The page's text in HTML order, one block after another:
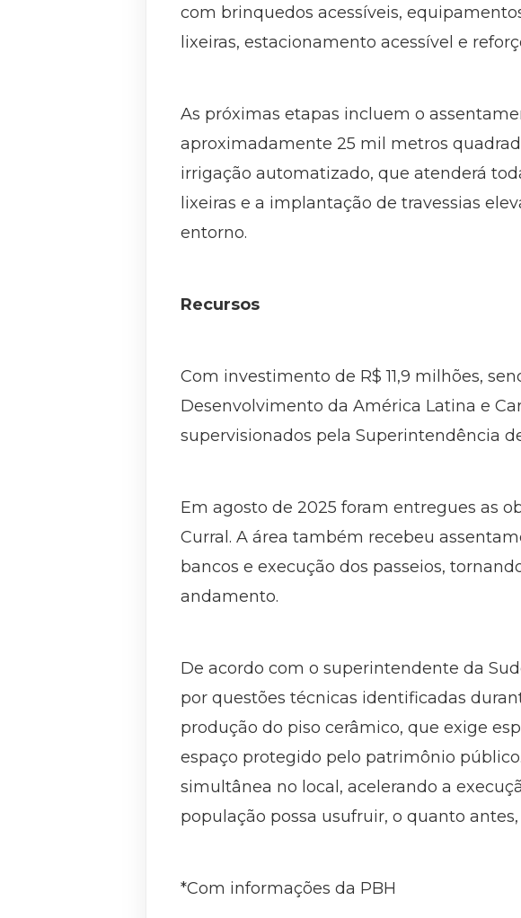
com brinquedos acessíveis,
lixeiras, estacionamento acessível e
As próximas etapas incluem o
aproximadamente 25 mil metros
irrigação automatizado, que atenderá
lixeiras e a implantação de travessias
entorno.
Recursos
Com investimento de R$ 11,9 milhões,
Desenvolvimento da América Latina e
supervisionados pela Superintendência
Em agosto de 2025 foram entregues as
Curral. A área também recebeu
bancos e execução dos passeios,
andamento.
De acordo com o superintendente da
por questões técnicas identificadas
produção do piso cerâmico, que exige
espaço protegido pelo patrimônio
simultânea no local, acelerando a
população possa usufruir, o quanto
*Com informações da PBH